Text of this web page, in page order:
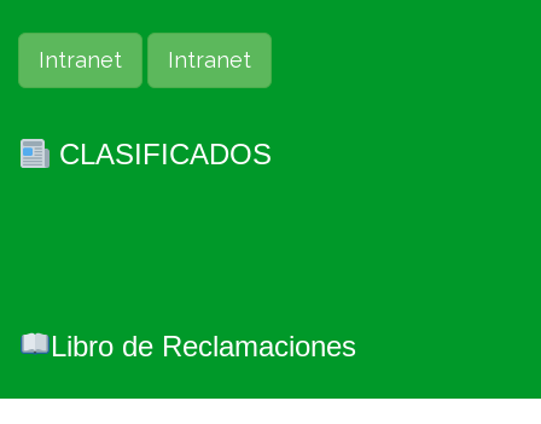
Intranet Intranet
CLASIFICADOS
Libro de Reclamaciones